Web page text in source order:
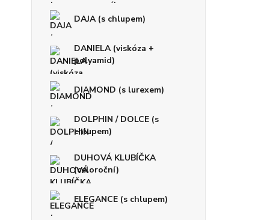
DAJA (s chlupem)
DANIELA (viskóza +
polyamid)
DIAMOND (s lurexem)
DOLPHIN / DOLCE (s
chlupem)
DUHOVÁ KLUBÍČKA
(celoroční)
ELEGANCE (s chlupem)